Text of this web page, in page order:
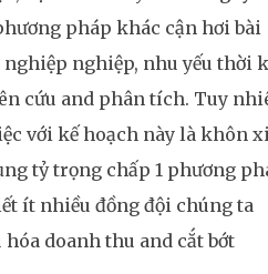
pháp khác cận hơi bài
nghiệp, nhu yếu thời
cứu and phân tích. Tuy
với kế hoạch này là khôn
tỷ trọng chấp 1 phương
ít nhiều đồng đội chúng ta
doanh thu and cắt bớt